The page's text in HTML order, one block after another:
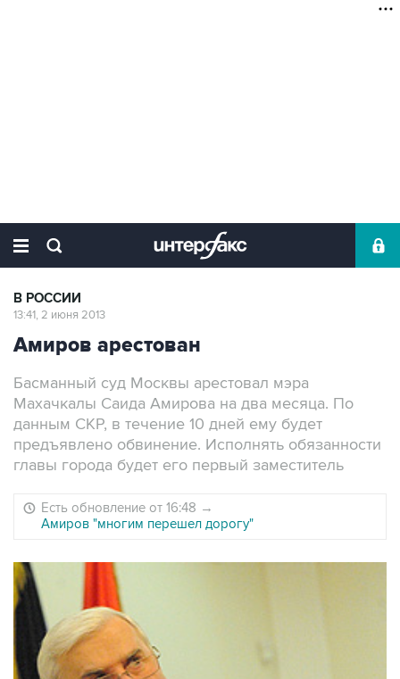
В РОССИИ
13:41, 2 июня 2013
Амиров арестован
Басманный суд Москвы арестовал мэра
Махачкалы Саида Амирова на два месяца. По
данным СКР, в течение 10 дней ему будет
предъявлено обвинение. Исполнять обязанности
главы города будет его первый заместитель
Есть обновление от 16:48 →
Амиров "многим перешел дорогу"